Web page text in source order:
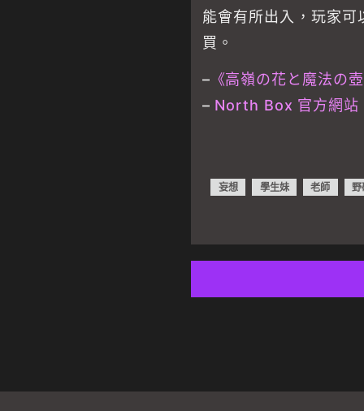
能會有所出入，玩家
買。
– 《高嶺の花と魔法の
– North Box 官方網站
妄想 學生妹 老師 野